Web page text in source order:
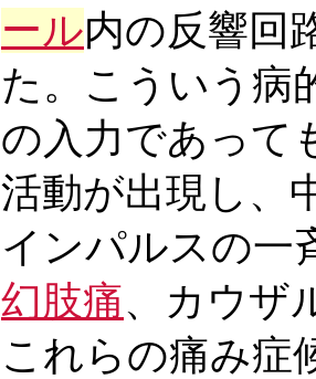
ール内の反響回
た。こういう病
の入力であって
活動が出現し、
インパルスの一
幻肢痛、カウザ
これらの痛み症